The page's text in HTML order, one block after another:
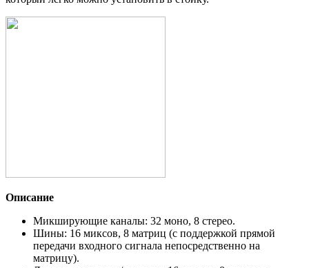
Описание
Микширующие каналы: 32 моно, 8 стерео.
Шины: 16 миксов, 8 матриц (с поддержкой прямой
передачи входного сигнала непосредственно на
матрицу).